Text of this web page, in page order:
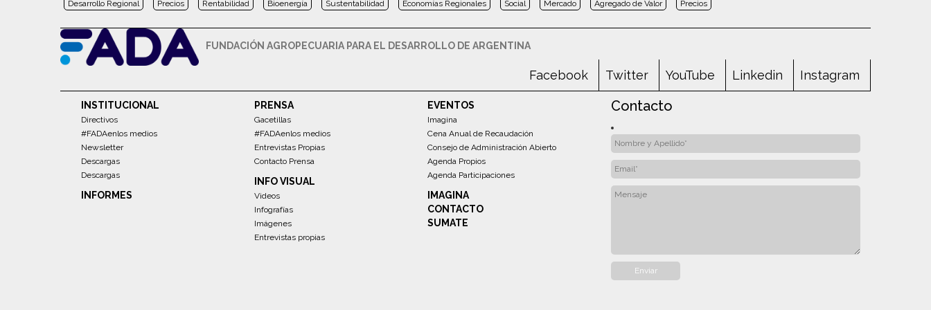
Desarrollo Regional Precios Rentabilidad Bioenergía Sustentabilidad Economías Regionales Social Mercado Agregado de Valor Precios
FUNDACIÓN AGROPECUARIA PARA EL DESARROLLO DE ARGENTINA
Facebook Twitter YouTube Linkedin Instagram
INSTITUCIONAL
Directivos
#FADAenlos medios
Newsletter
Descargas
Descargas
INFORMES
PRENSA
Gacetillas
#FADAenlos medios
Entrevistas Propias
Contacto Prensa
INFO VISUAL
Videos
Infografías
Imágenes
Entrevistas propias
EVENTOS
Imagina
Cena Anual de Recaudación
Consejo de Administración Abierto
Agenda Propios
Agenda Participaciones
IMAGINA
CONTACTO
SUMATE
Contacto